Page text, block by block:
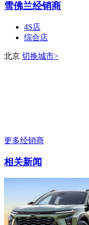
雪佛兰经销商
4S店
综合店
北京 切换城市>
更多经销商
相关新闻